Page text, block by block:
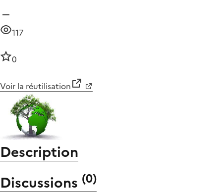
117
0
Voir la réutilisation
Description
Discussions (0)